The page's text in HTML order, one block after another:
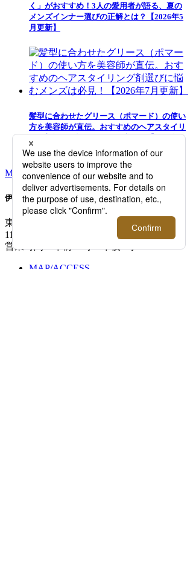
く」がおすすめ！3人の愛用者が語る、夏の
メンズインナー選びの正解とは？【2026年5
月更新】
髪型に合わせたグリース（ポマード）の使い
方を美容師が直伝。おすすめのヘアスタイリ
ング剤選びに悩むメンズは必見！【2026年7
月更新】
MORE RANKING
伊勢丹新宿店メンズ館
東京都新宿区新宿3-14-1 TEL: 03-3352-
1111
営業時間：午前10時～午後8時
MAP/ACCESS